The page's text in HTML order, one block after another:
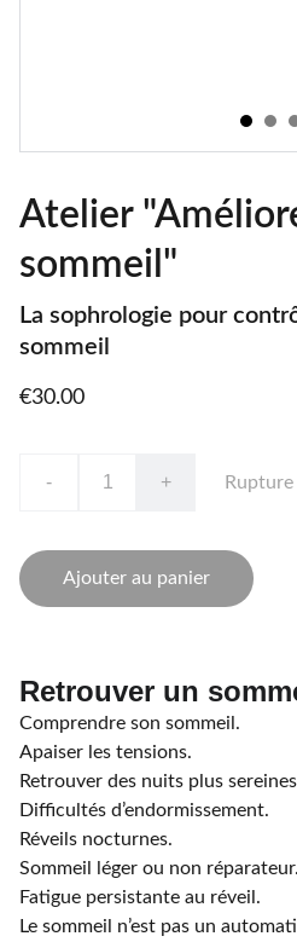
Atelier
sommeil"
La sophrologie pour
sommeil
€30.00
- +
Ajouter au panier
Retrouver un
Comprendre son sommeil.
Apaiser les tensions.
Retrouver des nuits plus
Difficultés d’endormissement.
Réveils nocturnes.
Sommeil léger ou non réparateur.
Fatigue persistante au réveil.
Le sommeil n’est pas un